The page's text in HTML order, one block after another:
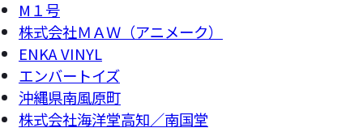
M１号
株式会社ＭＡＷ（アニメーク）
ENKA VINYL
エンバートイズ
沖縄県南風原町
株式会社海洋堂高知／南国堂